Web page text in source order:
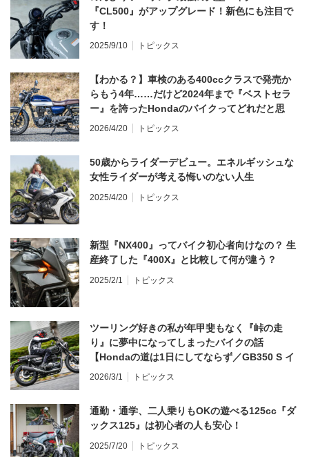
『CL500』がアップグレード！新色にも注目で
す！
2025/9/10 トピックス
【わかる？】車検のある400ccクラスで発売か
らもう4年……だけど2024年まで『ベストセラ
ー』を誇ったHondaのバイクってどれだと思
う？
2026/4/20 トピックス
50歳からライダーデビュー。エネルギッシュな
女性ライダーが考える悔いのない人生
2025/4/20 トピックス
新型『NX400』ってバイク初心者向けなの？ 生
産終了した『400X』と比較して何が違う？
2025/2/1 トピックス
ツーリング好きの私が年甲斐もなく『峠の走
り』に夢中になってしまったバイクの話
【Hondaの道は1日にしてならず／GB350 S イ
ンプレ・レビュー 前編】
2026/3/1 トピックス
通勤・通学、二人乗りもOKの遊べる125cc『ダ
ックス125』は初心者の人も安心！
2025/7/20 トピックス